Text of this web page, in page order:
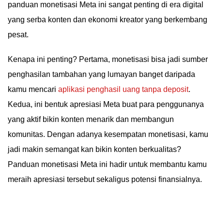
panduan monetisasi Meta ini sangat penting di era digital
yang serba konten dan ekonomi kreator yang berkembang
pesat.
Kenapa ini penting? Pertama, monetisasi bisa jadi sumber
penghasilan tambahan yang lumayan banget daripada
kamu mencari aplikasi penghasil uang tanpa deposit.
Kedua, ini bentuk apresiasi Meta buat para penggunanya
yang aktif bikin konten menarik dan membangun
komunitas. Dengan adanya kesempatan monetisasi, kamu
jadi makin semangat kan bikin konten berkualitas?
Panduan monetisasi Meta ini hadir untuk membantu kamu
meraih apresiasi tersebut sekaligus potensi finansialnya.